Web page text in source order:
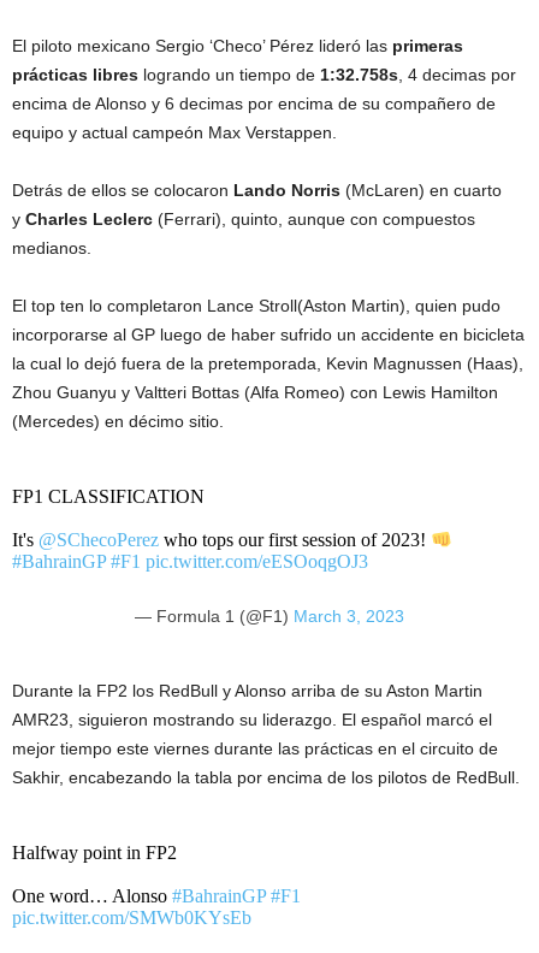
El piloto mexicano Sergio ‘Checo’ Pérez lideró las primeras
prácticas libres logrando un tiempo de 1:32.758s , 4 decimas por
encima de Alonso y 6 decimas por encima de su compañero de
equipo y actual campeón Max Verstappen.
Detrás de ellos se colocaron Lando Norris (McLaren) en cuarto
y Charles Leclerc (Ferrari), quinto, aunque con compuestos
medianos.
El top ten lo completaron Lance Stroll(Aston Martin), quien pudo
incorporarse al GP luego de haber sufrido un accidente en bicicleta
la cual lo dejó fuera de la pretemporada, Kevin Magnussen (Haas),
Zhou Guanyu y Valtteri Bottas (Alfa Romeo) con Lewis Hamilton
(Mercedes) en décimo sitio.
FP1 CLASSIFICATION
It's @SChecoPerez who tops our first session of 2023!
#BahrainGP #F1 pic.twitter.com/eESOoqgOJ3
— Formula 1 (@F1) March 3, 2023
Durante la FP2 los RedBull y Alonso arriba de su Aston Martin
AMR23, siguieron mostrando su liderazgo. El español marcó el
mejor tiempo este viernes durante las prácticas en el circuito de
Sakhir, encabezando la tabla por encima de los pilotos de RedBull.
Halfway point in FP2
One word… Alonso #BahrainGP #F1
pic.twitter.com/SMWb0KYsEb